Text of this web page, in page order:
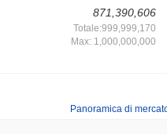
871,390,606
Totale:999,999,170
Max: 1,000,000,000
Panoramica di